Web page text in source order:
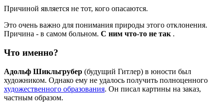
Причиной является не тот, кого опасаются.
Это очень важно для понимания природы этого отклонения.
Причина - в самом больном. С ним что-то не так .
Что именно?
Адольф Шикльгрубер (будущий Гитлер) в юности был
художником. Однако ему не удалось получить полноценного
художественного образования. Он писал картины на заказ,
частным образом.